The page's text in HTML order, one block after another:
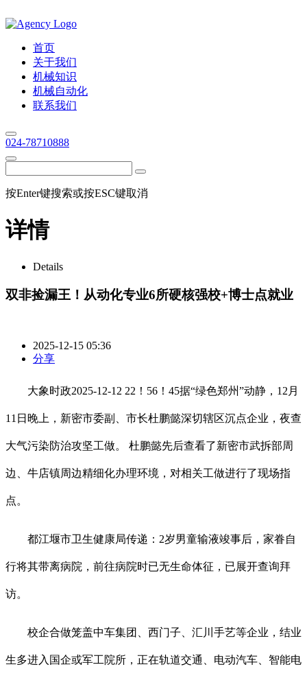
首页
关于我们
机械知识
机械自动化
联系我们
024-78710888
按Enter键搜索或按ESC键取消
详情
Details
双非捡漏王！从动化专业6所硬核强校+博士点就业
2025-12-15 05:36
分享
大象时政2025-12-12 22！56！45据“绿色郑州”动静，12月
11日晚上，新密市委副、市长杜鹏懿深切辖区沉点企业，夜查
大气污染防治攻坚工做。 杜鹏懿先后查看了新密市武拆部周
边、牛店镇周边精细化办理环境，对相关工做进行了现场指
点。
都江堰市卫生健康局传递：2岁男童输液竣事后，家眷自
行将其带离病院，前往病院时已无生命体征，已展开查询拜
访。
校企合做笼盖中车集团、西门子、汇川手艺等企业，结业
生多进入国企或军工院所，正在轨道交通、电动汽车、智能电